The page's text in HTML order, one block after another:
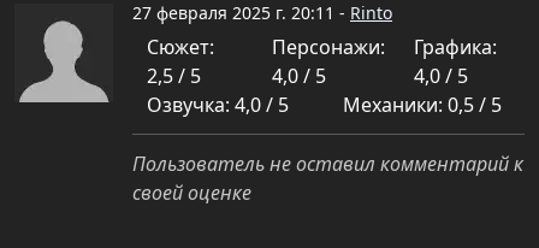
27 февраля 2025 г. 20:11 - Rinto
Сюжет:
2,5 / 5
Персонажи:
4,0 / 5
Графика:
4,0 / 5
Озвучка: 4,0 / 5
Механики: 0,5 / 5
Пользователь не оставил комментарий к
своей оценке